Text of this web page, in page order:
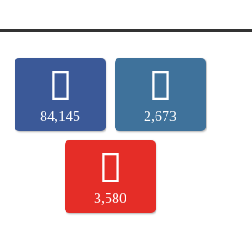
84,145 2,673
3,580